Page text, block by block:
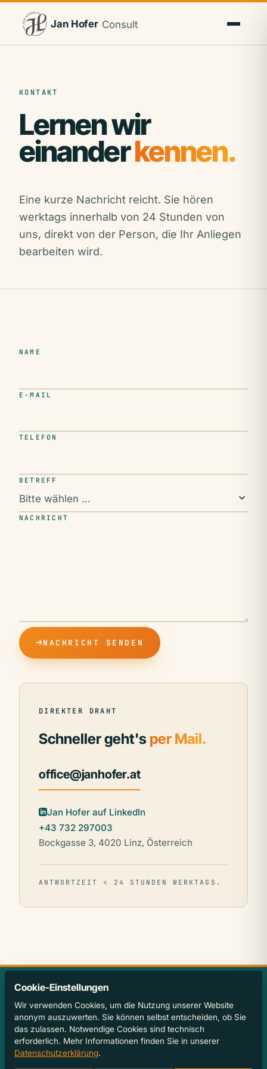
Jan Hofer Consult
KONTAKT
Lernen wir
einanderkennen.
Eine kurze Nachricht reicht. Sie hören
werktags innerhalb von 24 Stunden von
uns, direkt von der Person, die Ihr Anliegen
bearbeiten wird.
NAME
E-MAIL
TELEFON
BETREFF
NACHRICHT
NACHRICHT SENDEN
DIREKTER DRAHT
Schneller geht's per Mail.
office@janhofer.at
Jan Hofer auf LinkedIn
+43 732 297003
Bockgasse 3, 4020 Linz, Österreich
ANTWORTZEIT < 24 STUNDEN WERKTAGS.
OFFICE@JANHOFER.AT
+43 732 297003
BOCKGASSE 3, 4020 LINZ
Cookie-Einstellungen
Wir verwenden Cookies, um die Nutzung unserer Website
anonym auszuwerten. Sie können selbst entscheiden, ob Sie
das zulassen. Notwendige Cookies sind technisch
erforderlich. Mehr Informationen finden Sie in unserer
Datenschutzerklärung.